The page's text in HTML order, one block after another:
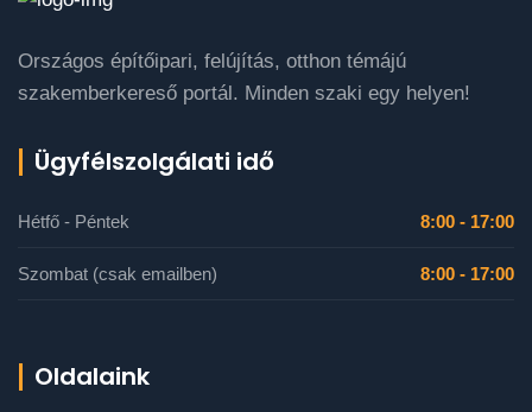
Országos építőipari, felújítás, otthon témájú
szakemberkereső portál. Minden szaki egy helyen!
Ügyfélszolgálati idő
Hétfő - Péntek 8:00 - 17:00
Szombat (csak emailben) 8:00 - 17:00
Oldalaink